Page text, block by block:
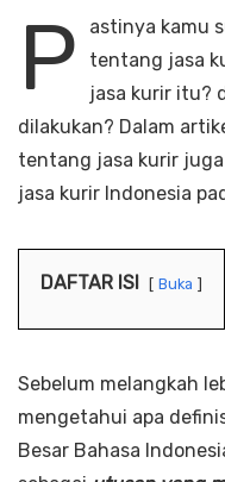
P
astinya kamu
tentang jasa
jasa kurir itu?
dilakukan? Dalam
tentang jasa kurir
jasa kurir Indonesia
DAFTAR ISI Buka
Sebelum melangkah
mengetahui apa
Besar Bahasa